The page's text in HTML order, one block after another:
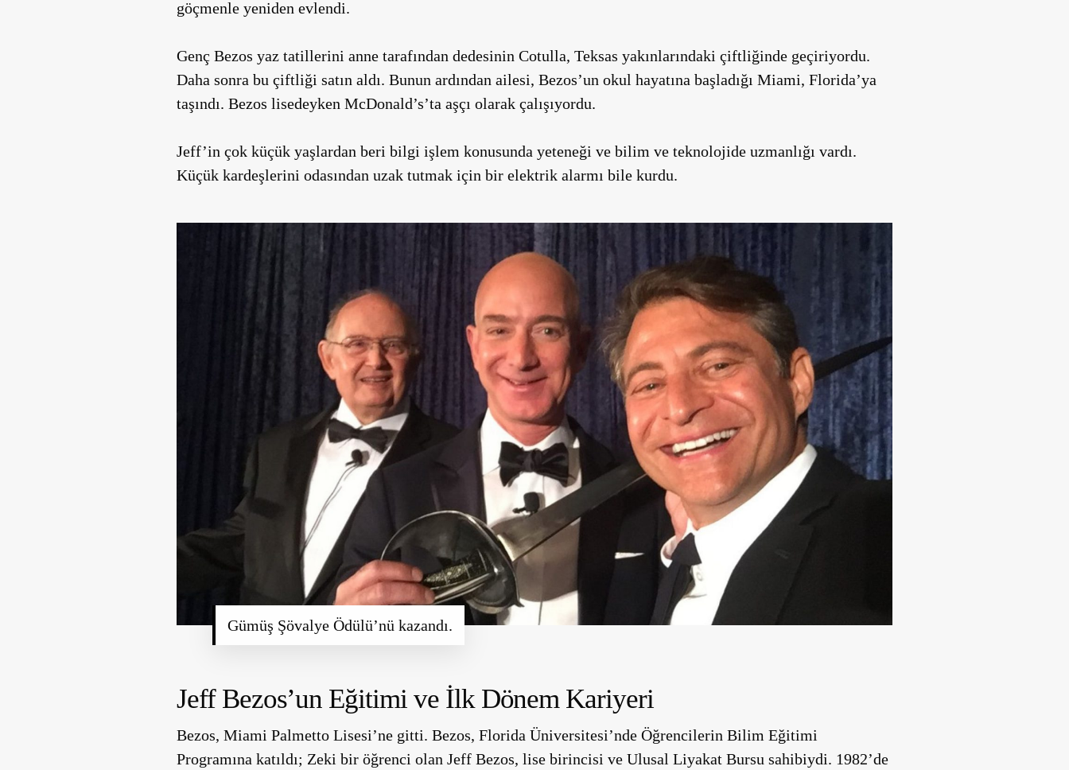
göçmenle yeniden evlendi.
Genç Bezos yaz tatillerini anne tarafından dedesinin Cotulla, Teksas yakınlarındaki çiftliğinde geçiriyordu.
Daha sonra bu çiftliği satın aldı. Bunun ardından ailesi, Bezos’un okul hayatına başladığı Miami, Florida’ya
taşındı. Bezos lisedeyken McDonald’s’ta aşçı olarak çalışıyordu.
Jeff’in çok küçük yaşlardan beri bilgi işlem konusunda yeteneği ve bilim ve teknolojide uzmanlığı vardı.
Küçük kardeşlerini odasından uzak tutmak için bir elektrik alarmı bile kurdu.
Gümüş Şövalye Ödülü’nü kazandı.
Jeff Bezos’un Eğitimi ve İlk Dönem Kariyeri
Bezos, Miami Palmetto Lisesi’ne gitti. Bezos, Florida Üniversitesi’nde Öğrencilerin Bilim Eğitimi
Programına katıldı; Zeki bir öğrenci olan Jeff Bezos, lise birincisi ve Ulusal Liyakat Bursu sahibiydi. 1982’de